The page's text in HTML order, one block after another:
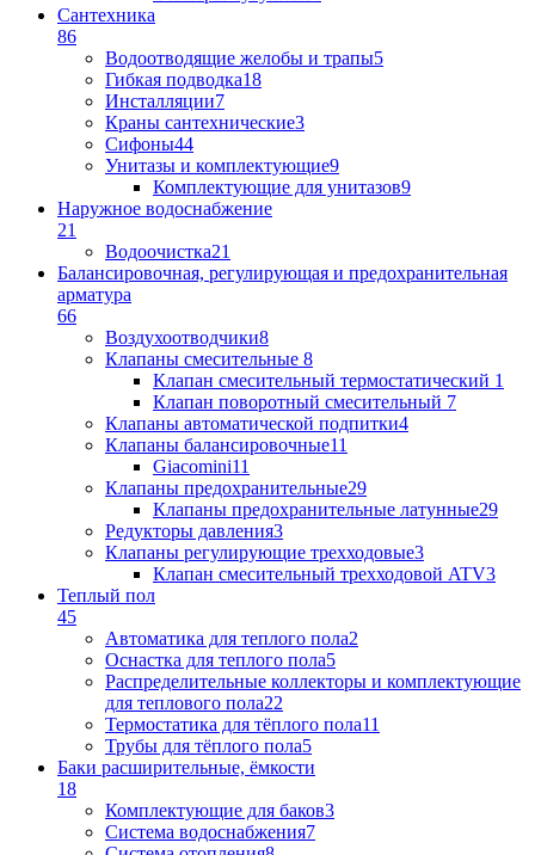
Сантехника
86
Водоотводящие желобы и трапы5
Гибкая подводка18
Инсталляции7
Краны сантехнические3
Сифоны44
Унитазы и комплектующие9
Комплектующие для унитазов9
Наружное водоснабжение
21
Водоочистка21
Балансировочная, регулирующая и предохранительная
арматура
66
Воздухоотводчики8
Клапаны cмесительные 8
Клапан cмесительный термостатический 1
Клапан поворотный cмесительный 7
Клапаны автоматической подпитки4
Клапаны балансировочные11
Giacomini11
Клапаны предохранительные29
Клапаны предохранительные латунные29
Редукторы давления3
Клапаны регулирующие трехходовые3
Клапан смесительный трехходовой ATV3
Теплый пол
45
Автоматика для теплого пола2
Оснастка для теплого пола5
Распределительные коллекторы и комплектующие
для теплового пола22
Термостатика для тёплого пола11
Трубы для тёплого пола5
Баки расширительные, ёмкости
18
Комплектующие для баков3
Система водоснабжения7